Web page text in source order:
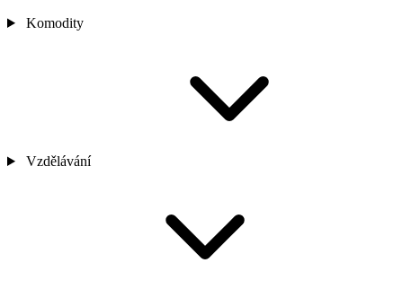
Komodity
Vzdělávání